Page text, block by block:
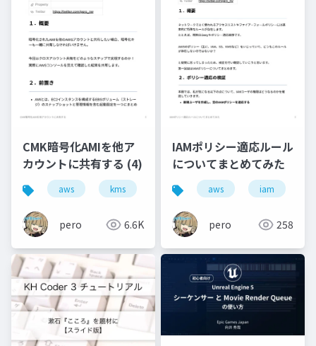
CMK暗号化AMIを他ア
カウントに共有する (4)
aws kms 資格
pero 6.6K
IAMポリシー適応ルール
についてまとめてみた
aws iam
pero 258